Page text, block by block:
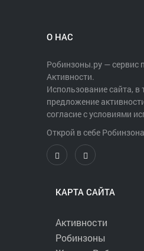
О НАС
Робинзоны.ру — сервис
Активности.
Использование сайта, в
предложение
согласие с условиями
Открой в себе
КАРТА САЙТА
Активности
Робинзоны